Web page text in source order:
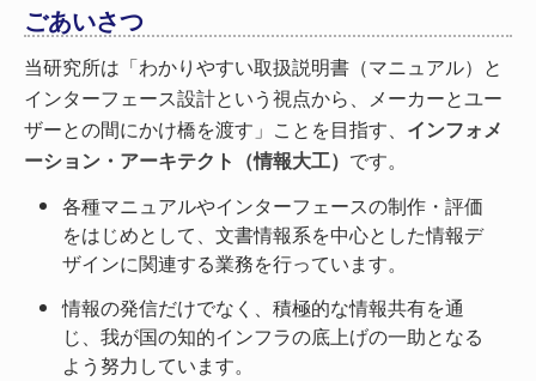
ごあいさつ
当研究所は「わかりやすい取扱説明書（マニュアル）と
インターフェース設計という視点から、メーカーとユー
ザーとの間にかけ橋を渡す」ことを目指す、 インフォメ
ーション・アーキテクト（情報大工） です。
各種マニュアルやインターフェースの制作・評価
をはじめとして、文書情報系を中心とした情報デ
ザインに関連する業務を行っています。
情報の発信だけでなく、積極的な情報共有を通
じ、我が国の知的インフラの底上げの一助となる
よう努力しています。